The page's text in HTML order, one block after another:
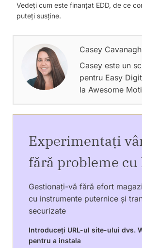
Vedeți cum este finanțat EDD, de ce
puteți susține.
Casey Cavanagh
Casey este un
pentru Easy
la Awesome
Experimentați
fără probleme cu
Gestionați-vă fără efort
cu instrumente puternice și
securizate
Introduceți URL-ul site-ului dvs.
pentru a instala